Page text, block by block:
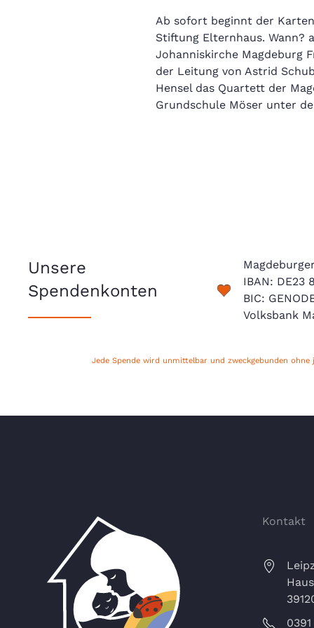
Ab sofort beginnt der
Stiftung Elternhaus. Wann?
Johanniskirche Magdeburg
der Leitung von Astrid
Hensel das Quartett der
Grundschule Möser unter
Unsere
Spendenkonten
IBAN: DE23
BIC:
Volksbank
Jede Spende wird unmittelbar und zweckgebunden
Kontakt